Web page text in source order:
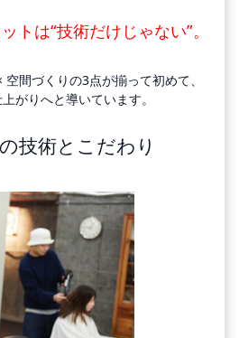
トは“技術だけじゃない”。
間づくりの3点が揃って初めて、
がりへと導いています。
技術とこだわり